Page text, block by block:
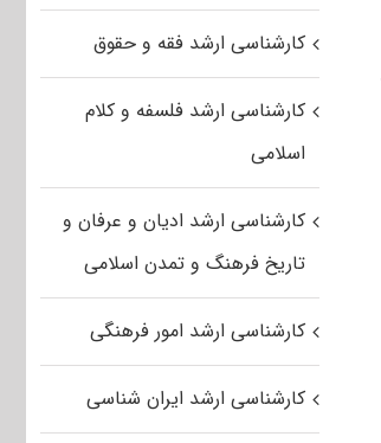
کارشناسی ارشد فقه و حقوق
کارشناسی ارشد فلسفه و کلام
اسلامی
کارشناسی ارشد ادیان و عرفان و
تاریخ فرهنگ و تمدن اسلامی
کارشناسی ارشد امور فرهنگی
کارشناسی ارشد ایران شناسی